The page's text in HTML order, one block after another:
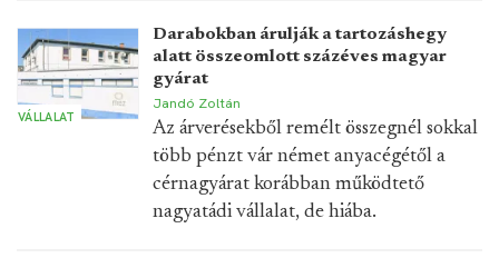
VÁLLALAT
Darabokban árulják a tartozáshegy
alatt összeomlott százéves magyar
gyárat
Jandó Zoltán
Az árverésekből remélt összegnél sokkal
több pénzt vár német anyacégétől a
cérnagyárat korábban működtető
nagyatádi vállalat, de hiába.